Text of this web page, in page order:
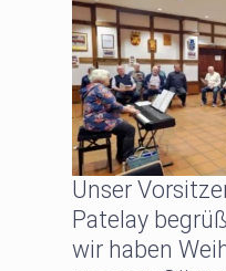
Unser
Patelay
wir haben